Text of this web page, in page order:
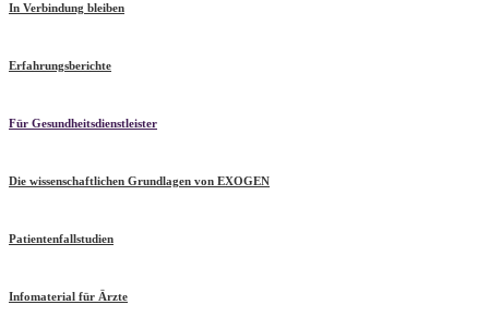
In Verbindung bleiben
Erfahrungsberichte
Für Gesundheitsdienstleister
Die wissenschaftlichen Grundlagen von EXOGEN
Patientenfallstudien
Infomaterial für Ärzte